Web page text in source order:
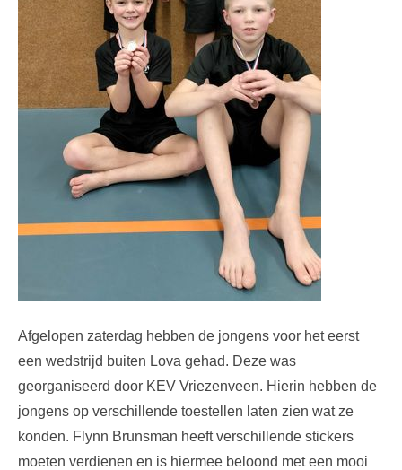
Afgelopen zaterdag hebben de jongens voor het eerst
een wedstrijd buiten Lova gehad. Deze was
georganiseerd door KEV Vriezenveen. Hierin hebben de
jongens op verschillende toestellen laten zien wat ze
konden. Flynn Brunsman heeft verschillende stickers
moeten verdienen en is hiermee beloond met een mooi